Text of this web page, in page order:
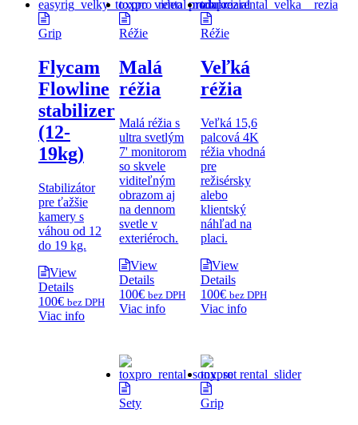
Grip
Flycam
Flowline
stabilizer
(12-
19kg)
Stabilizátor
pre ťažšie
kamery s
váhou od 12
do 19 kg.
View
Details
100€ bez DPH
Viac info
Réžie
Malá
réžia
Malá réžia s
ultra svetlým
7' monitorom
so skvele
viditeľným
obrazom aj
na dennom
svetle v
exteriéroch.
View
Details
100€ bez DPH
Viac info
Réžie
Veľká
réžia
Veľká 15,6
palcová 4K
réžia vhodná
pre
režisérsky
alebo
klientský
náhľad na
placi.
View
Details
100€ bez DPH
Viac info
Sety Grip